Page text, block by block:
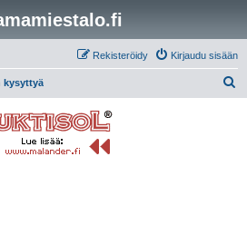
Kirjaudu sisään
Rekisteröidy
kysyttyä